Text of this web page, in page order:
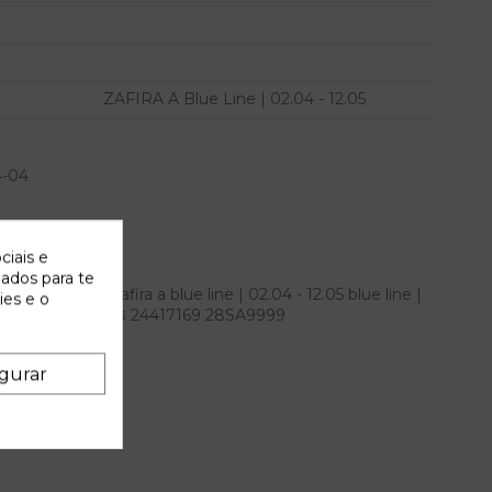
ZAFIRA A Blue Line | 02.04 - 12.05
04
para opel zafira a blue line | 02.04 - 12.05 blue line |
0281010268 24417169 28SA9999
e
para te
e o